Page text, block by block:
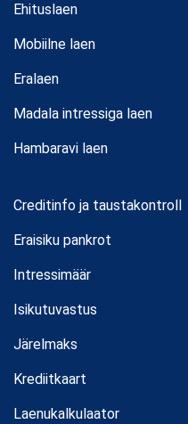
Ehituslaen
Mobiilne laen
Eralaen
Madala intressiga laen
Hambaravi laen
Creditinfo ja taustakontroll
Eraisiku pankrot
Intressimäär
Isikutuvastus
Järelmaks
Krediitkaart
Laenukalkulaator